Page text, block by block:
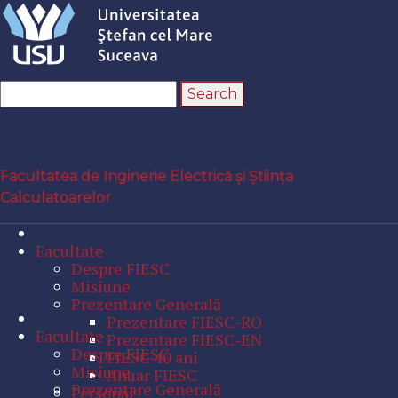
Facultatea de Inginerie Electrică și Știința
Calculatoarelor
Facultate
Despre FIESC
Misiune
Prezentare Generală
Prezentare FIESC-RO
Prezentare FIESC-EN
FIESC 40 ani
Anuar FIESC
Personal
Facultate
Despre FIESC
Misiune
Prezentare Generală